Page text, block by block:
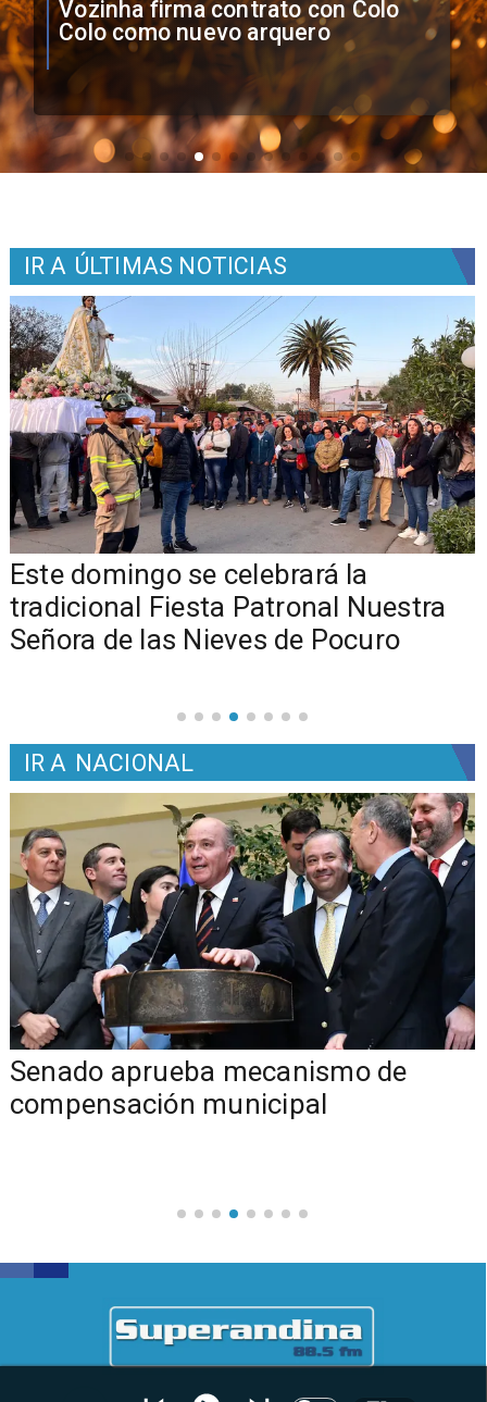
Boca Juniors en Copa
Sudamericana
IR A ÚLTIMAS NOTICIAS
Este domingo se celebrará la
tradicional Fiesta Patronal Nuestra
Señora de las Nieves de Pocuro
IR A NACIONAL
Senado aprueba mecanismo de
compensación municipal